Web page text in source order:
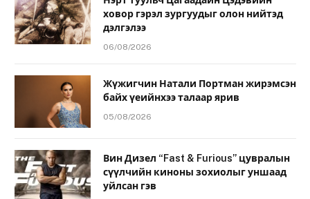
ховор гэрэл зургуудыг олон нийтэд
дэлгэлээ
06/08/2026
Жүжигчин Натали Портман жирэмсэн
байх үеийнхээ талаар ярив
05/08/2026
Вин Дизел “Fast & Furious” цувралын
сүүлчийн киноны зохиолыг уншаад
уйлсан гэв